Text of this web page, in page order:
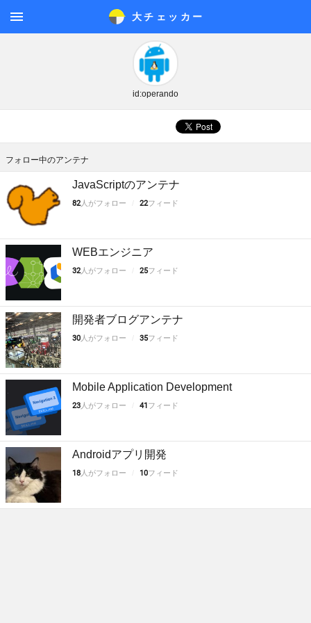
大チェッカ ー
メニ
id:operando
フォロー中のアンテナ
JavaScriptのアンテナ
82 人がフォロー 22フィード
WEBエンジニア
32 人がフォロー 25フィード
開発者ブログアンテナ
30 人がフォロー 35フィード
Mobile Application Development
23 人がフォロー 41フィード
Androidアプリ開発
18 人がフォロー 10フィード